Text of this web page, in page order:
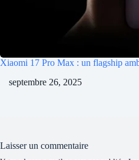
Xiaomi 17 Pro Max : un flagship
septembre 26, 2025
Laisser un commentaire